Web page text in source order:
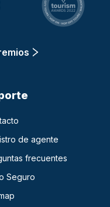
de agente
frecuentes
Seguro